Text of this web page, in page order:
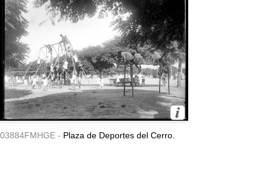
03884FMHGE - Plaza de Deportes del Cerro.